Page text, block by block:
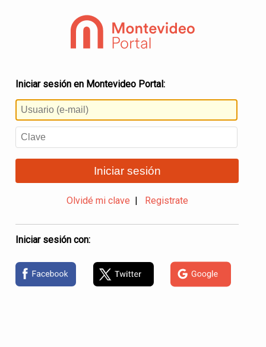
Iniciar sesión en Montevideo Portal:
Iniciar sesión
Olvidé mi clave Registrate
Iniciar sesión con: